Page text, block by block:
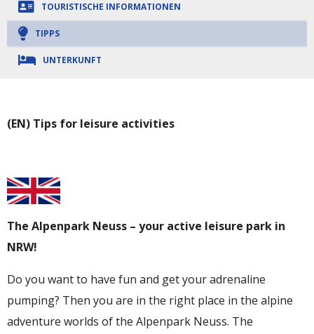
TOURISTISCHE INFORMATIONEN
TIPPS
UNTERKUNFT
(EN) Tips for leisure activities
The Alpenpark Neuss – your active leisure park in
NRW!
Do you want to have fun and get your adrenaline
pumping? Then you are in the right place in the alpine
adventure worlds of the Alpenpark Neuss. The